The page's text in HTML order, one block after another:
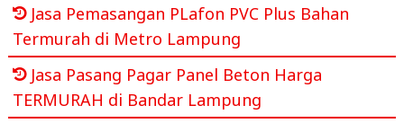
Jasa Pemasangan PLafon PVC Plus Bahan
Termurah di Metro Lampung
Jasa Pasang Pagar Panel Beton Harga
TERMURAH di Bandar Lampung